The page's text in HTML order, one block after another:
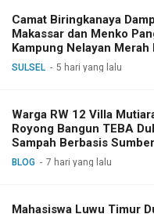
Camat Biringkanaya
Makassar dan Menko
Kampung Nelayan
SULSEL 5 hari yang lalu
Warga RW 12 Villa
Royong Bangun TEBA
Sampah Berbasis Sumber
BLOG 7 hari yang lalu
Mahasiswa Luwu Timur